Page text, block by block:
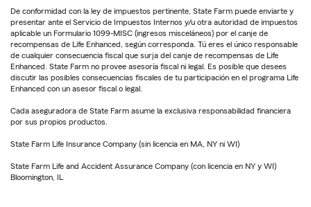
De conformidad con la ley de impuestos pertinente, State Farm puede enviarte y
presentar ante el Servicio de Impuestos Internos y/u otra autoridad de impuestos
aplicable un Formulario 1099-MISC (ingresos misceláneos) por el canje de
recompensas de Life Enhanced, según corresponda. Tú eres el único responsable
de cualquier consecuencia fiscal que surja del canje de recompensas de Life
Enhanced. State Farm no provee asesoría fiscal ni legal. Es posible que desees
discutir las posibles consecuencias fiscales de tu participación en el programa Life
Enhanced con un asesor fiscal o legal.
Cada aseguradora de State Farm asume la exclusiva responsabilidad financiera
por sus propios productos.
State Farm Life Insurance Company (sin licencia en MA, NY ni WI)
State Farm Life and Accident Assurance Company (con licencia en NY y WI)
Bloomington, IL